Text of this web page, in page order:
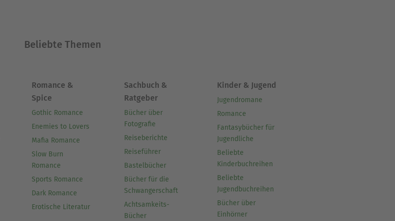
Beliebte Themen
Romance &
Spice
Gothic Romance
Enemies to Lovers
Mafia Romance
Slow Burn
Romance
Sports Romance
Dark Romance
Erotische Literatur
Sachbuch &
Ratgeber
Bücher über
Fotografie
Reiseberichte
Reiseführer
Bastelbücher
Bücher für die
Schwangerschaft
Achtsamkeits-
Bücher
Kinder & Jugend
Jugendromane
Romance
Fantasybücher für
Jugendliche
Beliebte
Kinderbuchreihen
Beliebte
Jugendbuchreihen
Bücher über
Einhörner